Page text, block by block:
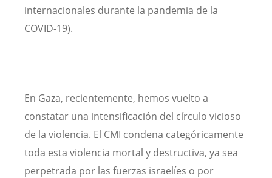
internacionales durante la pandemia de la
COVID-19).
En Gaza, recientemente, hemos vuelto a
constatar una intensificación del círculo vicioso
de la violencia. El CMI condena categóricamente
toda esta violencia mortal y destructiva, ya sea
perpetrada por las fuerzas israelíes o por